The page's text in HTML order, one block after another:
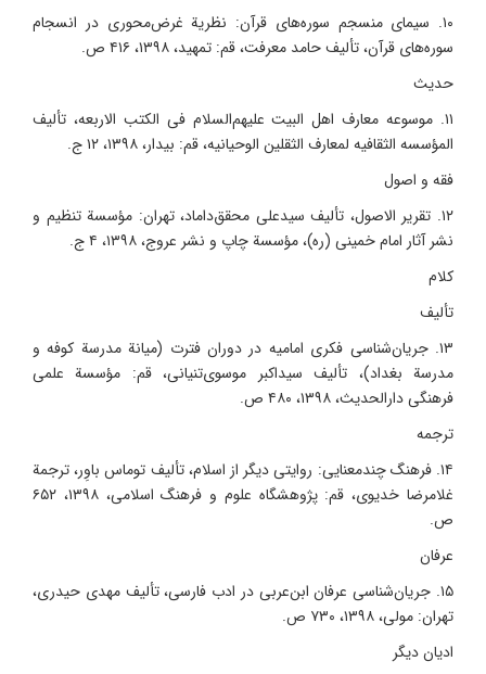
۱۰. سیمای منسجم سوره‌های قرآن: نظریة غرض‌محوری در انسجام
سوره‌های قرآن، تألیف حامد معرفت، قم: تمهید، ۱۳۹۸، ۴۱۶ ص.
حدیث
۱۱. موسوعه معارف اهل البیت علیهم‌السلام فی الکتب الاربعه، تألیف
المؤسسه الثقافیه لمعارف الثقلین الوحیانیه، قم: بیدار، ۱۳۹۸، ۱۲ ج.
فقه و اصول
۱۲. تقریر الاصول، تألیف سیدعلی محقق‌داماد، تهران: مؤسسة تنظیم و
نشر آثار امام خمینی (ره)، مؤسسة چاپ و نشر عروج، ۱۳۹۸، ۴ ج.
کلام
تألیف
۱۳. جریان‌شناسی فکری امامیه در دوران فترت (میانة مدرسة کوفه و
مدرسة بغداد)، تألیف سیداکبر موسوی‌تنیانی، قم: مؤسسة علمی
فرهنگی دارالحدیث، ۱۳۹۸، ۴۸۰ ص.
ترجمه
۱۴. فرهنگ چندمعنایی: روایتی دیگر از اسلام، تألیف توماس باوِر، ترجمة
غلامرضا خدیوی، قم: پژوهشگاه علوم و فرهنگ اسلامی، ۱۳۹۸، ۶۵۲
ص.
عرفان
۱۵. جریان‌شناسی عرفان ابن‌عربی در ادب فارسی، تألیف مهدی حیدری،
تهران: مولی، ۱۳۹۸، ۷۳۰ ص.
ادیان دیگر